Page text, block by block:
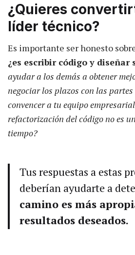
¿Quieres
líder técnico?
Es importante ser honesto
¿es escribir código y diseñar
ayudar a los demás a obtener
negociar los plazos con las
convencer a tu equipo
refactorización del código no es
tiempo?
Tus respuestas a estas
deberían ayudarte a
camino es más
resultados deseados.